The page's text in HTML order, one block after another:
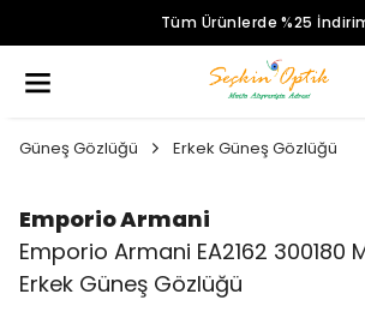
Tüm Ürünlerde %25
Güneş Gözlüğü Erkek Güneş Gözlüğü
Emporio Armani
Emporio Armani EA2162 300180
Erkek Güneş Gözlüğü